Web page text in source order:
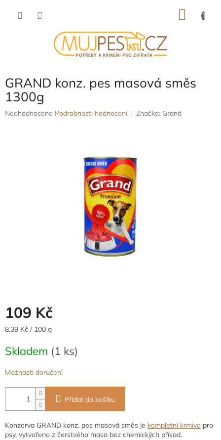
GRAND konz. pes masová směs
1300g
Průměrné
Neohodnoceno Podrobnosti hodnocení Značka: Grand
109 Kč
Měrná
8,38 Kč / 100 g
Skladem (1 ks)
Možnosti doručení
Přidat do košíku
Konzerva GRAND konz. pes masová směs je kompletní krmivo pro
psy, vytvořeno z čerstvého masa bez chemických přísad.